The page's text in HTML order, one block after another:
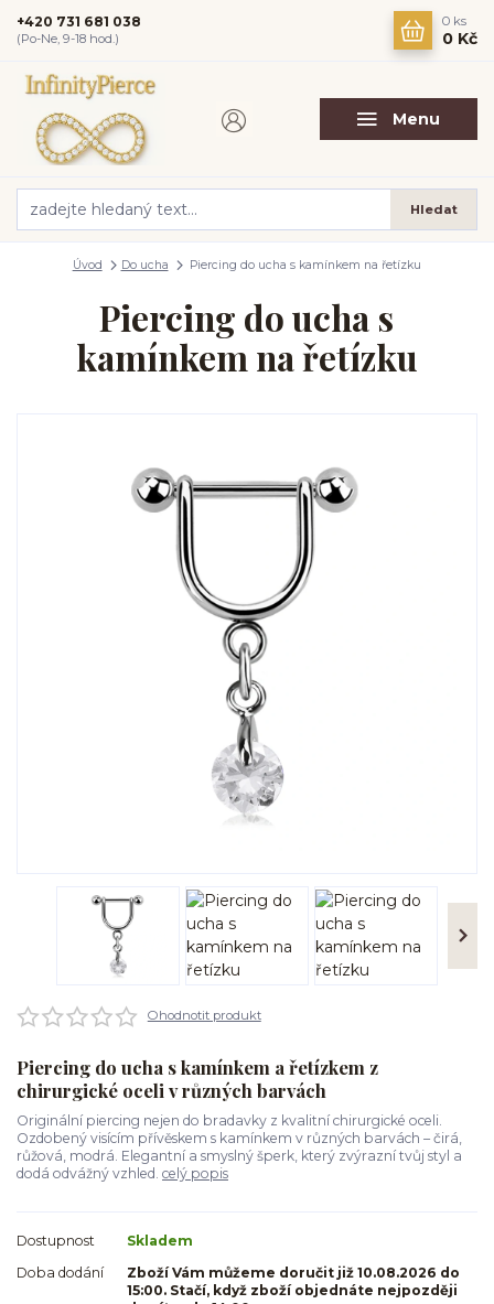
Menu
Hledat
+420 731 681 038
(Po-Ne, 9-18 hod.)
0 ks
0 Kč
Úvod Do ucha Piercing do ucha s kamínkem na řetízku
Piercing do ucha s
kamínkem na řetízku
Ohodnotit produkt
Piercing do ucha s kamínkem a řetízkem z
chirurgické oceli v různých barvách
Originální piercing nejen do bradavky z kvalitní chirurgické oceli.
Ozdobený visícím přívěskem s kamínkem v různých barvách – čirá,
růžová, modrá. Elegantní a smyslný šperk, který zvýrazní tvůj styl a
dodá odvážný vzhled. celý popis
Dostupnost
Skladem
Doba dodání
Zboží Vám můžeme doručit již 10.08.2026 do
15:00. Stačí, když zboží objednáte nejpozději